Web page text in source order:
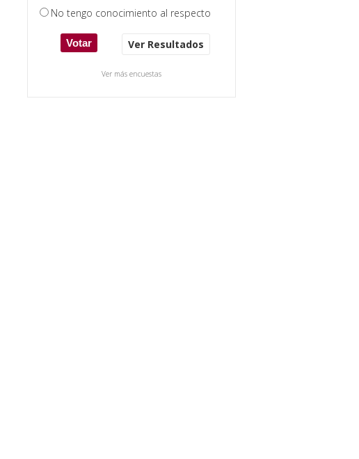
No tengo conocimiento al respecto
Ver Resultados
Ver más encuestas